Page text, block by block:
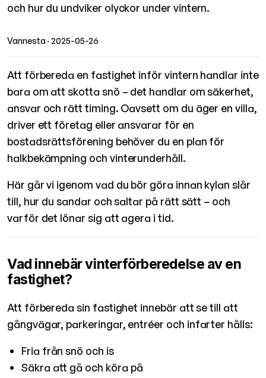
och hur du undviker olyckor under vintern.
Vannesta · 2025-05-26
Att förbereda en fastighet inför vintern handlar inte
bara om att skotta snö – det handlar om säkerhet,
ansvar och rätt timing. Oavsett om du äger en villa,
driver ett företag eller ansvarar för en
bostadsrättsförening behöver du en plan för
halkbekämpning och vinterunderhåll.
Här går vi igenom vad du bör göra innan kylan slår
till, hur du sandar och saltar på rätt sätt – och
varför det lönar sig att agera i tid.
Vad innebär vinterförberedelse av en
fastighet?
Att förbereda sin fastighet innebär att se till att
gångvägar, parkeringar, entréer och infarter hålls:
Fria från snö och is
Säkra att gå och köra på